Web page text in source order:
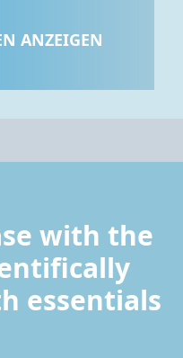
ANZEIGEN
with the
essentials